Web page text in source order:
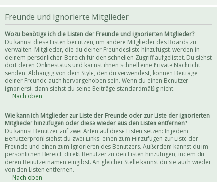
Freunde und ignorierte Mitglieder
Wozu benötige ich die Listen der Freunde und ignorierten Mitglieder?
Du kannst diese Listen benutzen, um andere Mitglieder des Boards zu
verwalten. Mitglieder, die du deiner Freundesliste hinzufügst, werden in
deinem persönlichen Bereich für den schnellen Zugriff aufgelistet. Du siehst
dort deren Onlinestatus und kannst ihnen schnell eine Private Nachricht
senden. Abhängig von dem Style, den du verwendest, können Beiträge
deiner Freunde auch hervorgehoben sein. Wenn du einen Benutzer
ignorierst, dann siehst du seine Beiträge standardmäßig nicht.
Nach oben
Wie kann ich Mitglieder zur Liste der Freunde oder zur Liste der ignorierten
Mitglieder hinzufügen oder diese wieder aus den Listen entfernen?
Du kannst Benutzer auf zwei Arten auf diese Listen setzen: In jedem
Benutzerprofil siehst du zwei Links: einen zum Hinzufügen zur Liste der
Freunde und einen zum Ignorieren des Benutzers. Außerdem kannst du im
persönlichen Bereich direkt Benutzer zu den Listen hinzufügen, indem du
deren Benutzernamen eingibst. An gleicher Stelle kannst du sie auch wieder
von den Listen entfernen.
Nach oben